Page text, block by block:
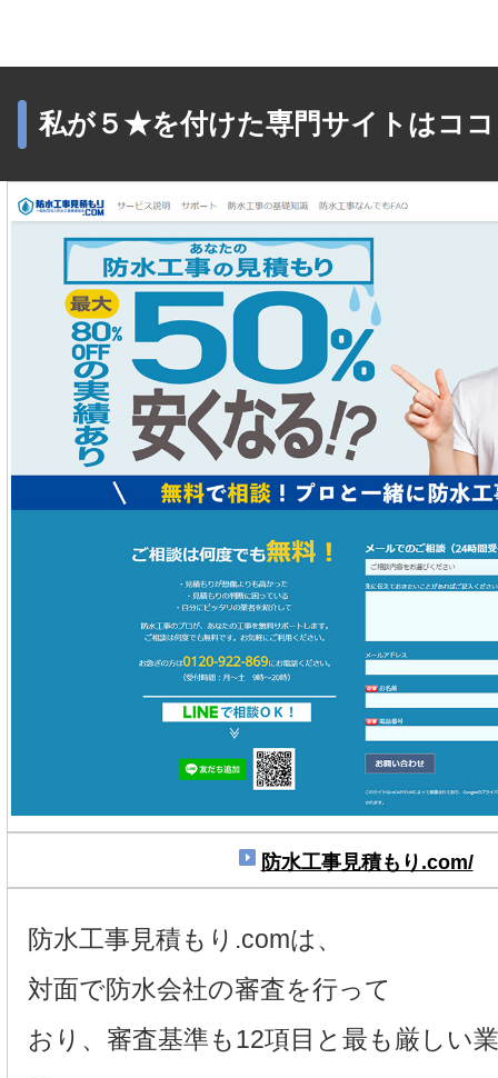
私が５★を付けた専門サイトはココ
防水工事見積もり.com/
防水工事見積もり.comは、
対面で防水会社の審査を行って
おり、審査基準も12項目と最も厳しい